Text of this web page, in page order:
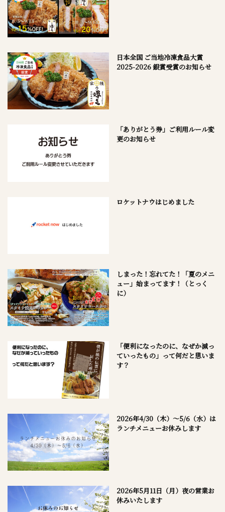
日本全国 ご当地冷凍食品大賞
2025-2026 銀賞受賞のお知らせ
「ありがとう券」ご利用ルール変
更のお知らせ
ロケットナウはじめました
しまった！忘れてた！「夏のメニ
ュー」始まってます！（とっく
に）
「便利になったのに、なぜか減っ
ていったもの」って何だと思いま
す？
2026年4/30（木）～5/6（水）は
ランチメニューお休みします
2026年5月11日（月）夜の営業お
休みいたします